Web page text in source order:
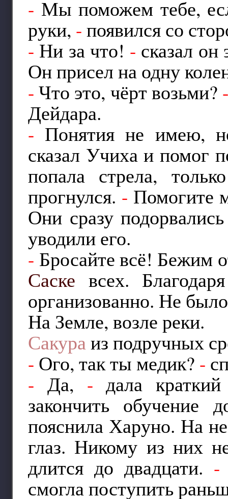
- Мы поможем тебе,
руки, -появился со
- Ни за что! - сказал он
Он присел на одну
-Что это, чёрт возьми? -
Дейдара.
- Понятия не имею,
сказал Учиха и помог
попала стрела,
прогнулся. - Помогите
Они сразу
уводили его.
- Бросайте всё! Бежим
Саске всех.
организованно. Не
На Земле, возле реки.
Сакураиз подручных
- Ого, так ты медик? -
- Да, - дала
закончить обучение
пояснила Харуно. На
глаз. Никому из них
длится до двадцати. -
смогла поступить